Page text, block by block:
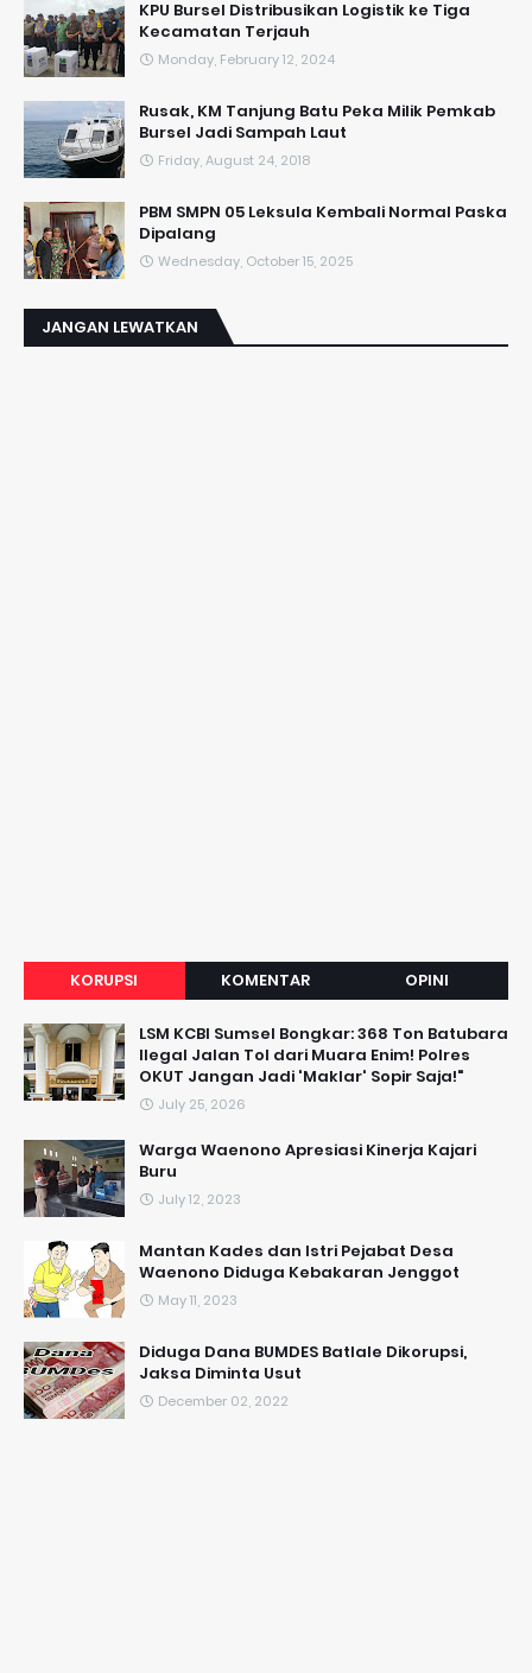
KPU Bursel Distribusikan Logistik ke Tiga
Kecamatan Terjauh
Monday, February 12, 2024
Rusak, KM Tanjung Batu Peka Milik Pemkab
Bursel Jadi Sampah Laut
Friday, August 24, 2018
PBM SMPN 05 Leksula Kembali Normal Paska
Dipalang
Wednesday, October 15, 2025
JANGAN LEWATKAN
KORUPSI KOMENTAR OPINI
LSM KCBI Sumsel Bongkar: 368 Ton Batubara
Ilegal Jalan Tol dari Muara Enim! Polres
OKUT Jangan Jadi 'Maklar' Sopir Saja!"
July 25, 2026
Warga Waenono Apresiasi Kinerja Kajari
Buru
July 12, 2023
Mantan Kades dan Istri Pejabat Desa
Waenono Diduga Kebakaran Jenggot
May 11, 2023
Diduga Dana BUMDES Batlale Dikorupsi,
Jaksa Diminta Usut
December 02, 2022